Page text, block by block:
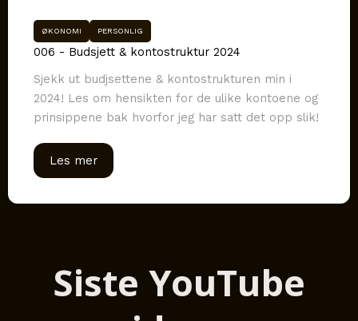
ØKONOMI PERSONLIG
006 - Budsjett & kontostruktur 2024
Sjekk ut budjsettene & kontostrukturen min i
2024! Les om hensikten for de ulike kontoene og
prinsippene bak hvorfor jeg har satt det opp slik!
Les mer
Siste YouTube